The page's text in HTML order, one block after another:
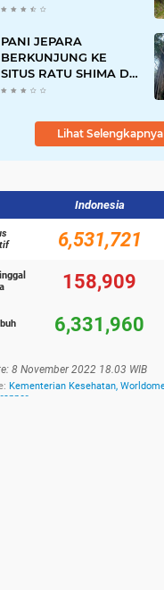
PENGHARGAAN
LINGKUNGAN DARI
GUBERNUR
PANI JEPARA
BERKUNJUNG KE
SITUS RATU SHIMA DI
DESA KECAPI
Lihat Selengkapnya